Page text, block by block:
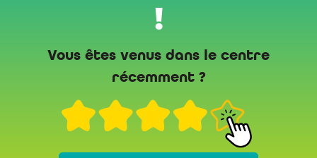
!
Vous êtes venus dans le centre
récemment ?